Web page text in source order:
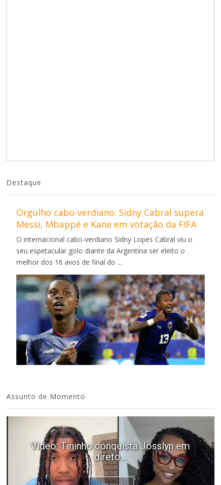
Destaque
Orgulho cabo-verdiano: Sidny Cabral supera
Messi, Mbappé e Kane em votação da FIFA
O internacional cabo-verdiano Sidny Lopes Cabral viu o
seu espetacular golo diante da Argentina ser eleito o
melhor dos 16 avos de final do ...
Assunto de Momento
Video: Tininho conquista Josslyn em
direto...